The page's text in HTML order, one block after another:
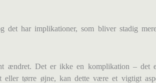
har implikationer, som bliver stadig
ændret. Det er ikke en komplikation – det
eller tørre øjne, kan dette være et vigtigt